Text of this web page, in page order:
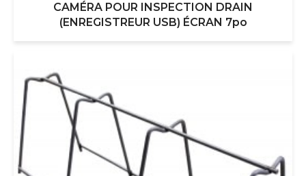
CAMÉRA POUR INSPECTION DRAIN
(ENREGISTREUR USB) ÉCRAN 7po